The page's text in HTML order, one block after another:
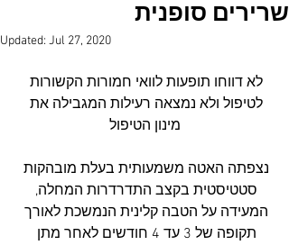
שרירים סופנית
Updated: Jul 27, 2020
לא דווחו תופעות לוואי חמורות הקשורות
לטיפול ולא נמצאה רעילות המגבילה את
מינון הטיפול
נצפתה האטה משמעותית בעלת מובהקות
סטטיסטית בקצב התדרדרות המחלה,
המעידה על הטבה קלינית הנמשכת לאורך
תקופה של 3 עד 4 חודשים לאחר מתן